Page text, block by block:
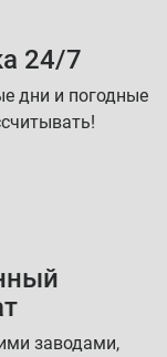
24/7
дни и погодные
заводами,